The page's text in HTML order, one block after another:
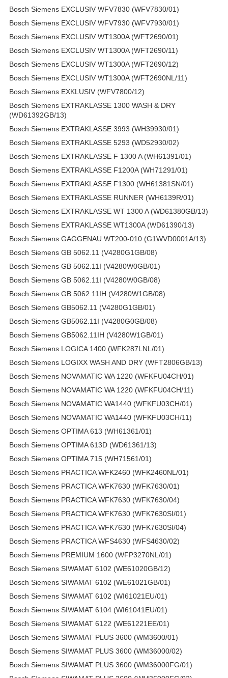
Bosch Siemens EXCLUSIV WFV7830 (WFV7830/01)
Bosch Siemens EXCLUSIV WFV7930 (WFV7930/01)
Bosch Siemens EXCLUSIV WT1300A (WFT2690/01)
Bosch Siemens EXCLUSIV WT1300A (WFT2690/11)
Bosch Siemens EXCLUSIV WT1300A (WFT2690/12)
Bosch Siemens EXCLUSIV WT1300A (WFT2690NL/11)
Bosch Siemens EXKLUSIV (WFV7800/12)
Bosch Siemens EXTRAKLASSE 1300 WASH & DRY
(WD61392GB/13)
Bosch Siemens EXTRAKLASSE 3993 (WH39930/01)
Bosch Siemens EXTRAKLASSE 5293 (WD52930/02)
Bosch Siemens EXTRAKLASSE F 1300 A (WH61391/01)
Bosch Siemens EXTRAKLASSE F1200A (WH71291/01)
Bosch Siemens EXTRAKLASSE F1300 (WH61381SN/01)
Bosch Siemens EXTRAKLASSE RUNNER (WH6139R/01)
Bosch Siemens EXTRAKLASSE WT 1300 A (WD61380GB/13)
Bosch Siemens EXTRAKLASSE WT1300A (WD61390/13)
Bosch Siemens GAGGENAU WT200-010 (G1WVD0001A/13)
Bosch Siemens GB 5062.11 (V4280G1GB/08)
Bosch Siemens GB 5062.11I (V4280W0GB/01)
Bosch Siemens GB 5062.11I (V4280W0GB/08)
Bosch Siemens GB 5062.11IH (V4280W1GB/08)
Bosch Siemens GB5062.11 (V4280G1GB/01)
Bosch Siemens GB5062.11I (V4280G0GB/08)
Bosch Siemens GB5062.11IH (V4280W1GB/01)
Bosch Siemens LOGICA 1400 (WFK287LNL/01)
Bosch Siemens LOGIXX WASH AND DRY (WFT2806GB/13)
Bosch Siemens NOVAMATIC WA 1220 (WFKFU04CH/01)
Bosch Siemens NOVAMATIC WA 1220 (WFKFU04CH/11)
Bosch Siemens NOVAMATIC WA1440 (WFKFU03CH/01)
Bosch Siemens NOVAMATIC WA1440 (WFKFU03CH/11)
Bosch Siemens OPTIMA 613 (WH61361/01)
Bosch Siemens OPTIMA 613D (WD61361/13)
Bosch Siemens OPTIMA 715 (WH71561/01)
Bosch Siemens PRACTICA WFK2460 (WFK2460NL/01)
Bosch Siemens PRACTICA WFK7630 (WFK7630/01)
Bosch Siemens PRACTICA WFK7630 (WFK7630/04)
Bosch Siemens PRACTICA WFK7630 (WFK7630SI/01)
Bosch Siemens PRACTICA WFK7630 (WFK7630SI/04)
Bosch Siemens PRACTICA WFS4630 (WFS4630/02)
Bosch Siemens PREMIUM 1600 (WFP3270NL/01)
Bosch Siemens SIWAMAT 6102 (WE61020GB/12)
Bosch Siemens SIWAMAT 6102 (WE61021GB/01)
Bosch Siemens SIWAMAT 6102 (WI61021EU/01)
Bosch Siemens SIWAMAT 6104 (WI61041EU/01)
Bosch Siemens SIWAMAT 6122 (WE61221EE/01)
Bosch Siemens SIWAMAT PLUS 3600 (WM3600/01)
Bosch Siemens SIWAMAT PLUS 3600 (WM36000/02)
Bosch Siemens SIWAMAT PLUS 3600 (WM36000FG/01)